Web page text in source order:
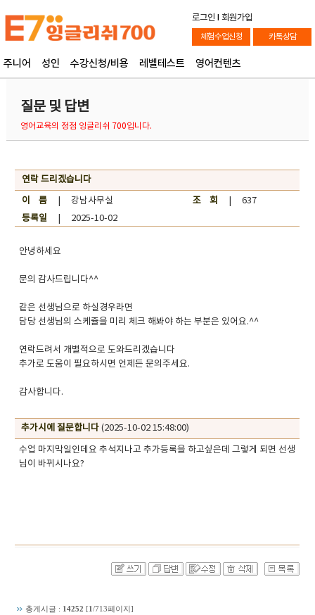
로그인 l 회원가입
체험수업신청 카톡상담
주니어 성인 수강신청/비용 레벨테스트 영어컨텐츠
질문 및 답변
영어교육의 정점 잉글리쉬 700입니다.
연락 드리겠습니다
이 름| 강남사무실 조 회
| 637
등록일| 2025-10-02
안녕하세요
문의 감사드립니다^^
같은 선생님으로 하실경우라면
담당 선생님의 스케쥴을 미리 체크 해봐야 하는 부분은 있어요.^^
연락드려서 개별적으로 도와드리겠습니다
추가로 도움이 필요하시면 언제든 문의주세요.
감사합니다. ​ ​
추가시에 질문합니다(2025-10-02 15:48:00)
수업 마지막일인데요 추석지나고 추가등록을 하고싶은데 그렇게 되면 선생
님이 바뀌시나요?
총게시글 : 14252 [1 /713페이지]